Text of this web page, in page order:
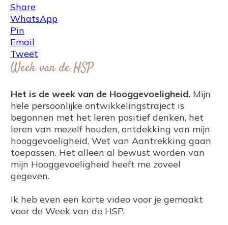
Share
WhatsApp
Pin
Email
Tweet
Week van de HSP
Het is de week van de Hooggevoeligheid. Mijn
hele persoonlijke ontwikkelingstraject is
begonnen met het leren positief denken, het
leren van mezelf houden, ontdekking van mijn
hooggevoeligheid, Wet van Aantrekking gaan
toepassen. Het alleen al bewust worden van
mijn Hooggevoeligheid heeft me zoveel
gegeven.
Ik heb even een korte video voor je gemaakt
voor de Week van de HSP.